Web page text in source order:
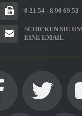
0 21 54 - 8 90 69 53
SCHICKEN SIE
EINE EMAIL